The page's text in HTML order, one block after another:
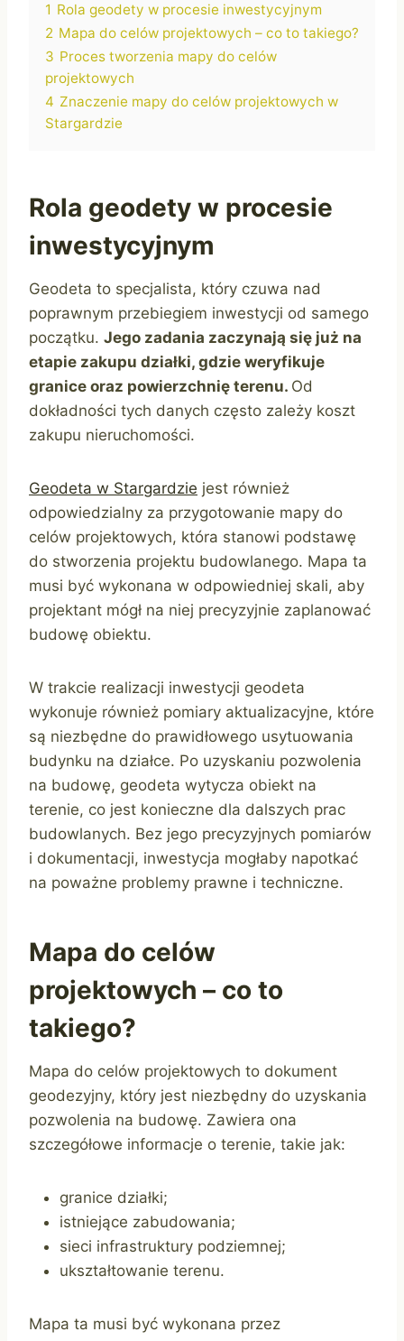
1 Rola geodety w procesie inwestycyjnym
2 Mapa do celów projektowych – co to takiego?
3 Proces tworzenia mapy do celów
projektowych
4 Znaczenie mapy do celów projektowych w
Stargardzie
Rola geodety w procesie
inwestycyjnym
Geodeta to specjalista, który czuwa nad
poprawnym przebiegiem inwestycji od samego
początku. Jego zadania zaczynają się już na
etapie zakupu działki, gdzie weryfikuje
granice oraz powierzchnię terenu. Od
dokładności tych danych często zależy koszt
zakupu nieruchomości.
Geodeta w Stargardzie jest również
odpowiedzialny za przygotowanie mapy do
celów projektowych, która stanowi podstawę
do stworzenia projektu budowlanego. Mapa ta
musi być wykonana w odpowiedniej skali, aby
projektant mógł na niej precyzyjnie zaplanować
budowę obiektu.
W trakcie realizacji inwestycji geodeta
wykonuje również pomiary aktualizacyjne, które
są niezbędne do prawidłowego usytuowania
budynku na działce. Po uzyskaniu pozwolenia
na budowę, geodeta wytycza obiekt na
terenie, co jest konieczne dla dalszych prac
budowlanych. Bez jego precyzyjnych pomiarów
i dokumentacji, inwestycja mogłaby napotkać
na poważne problemy prawne i techniczne.
Mapa do celów
projektowych – co to
takiego?
Mapa do celów projektowych to dokument
geodezyjny, który jest niezbędny do uzyskania
pozwolenia na budowę. Zawiera ona
szczegółowe informacje o terenie, takie jak:
granice działki;
istniejące zabudowania;
sieci infrastruktury podziemnej;
ukształtowanie terenu.
Mapa ta musi być wykonana przez